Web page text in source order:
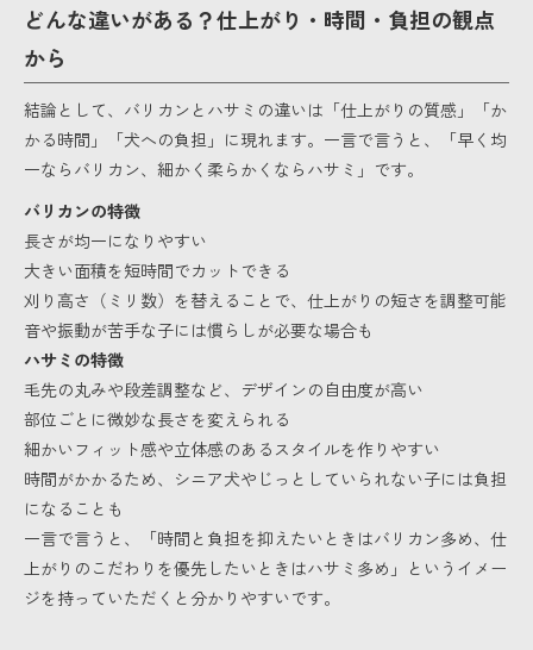
どんな違いがある？仕上がり・時間・負担の観点
から
結論として、バリカンとハサミの違いは「仕上がりの質感」「か
かる時間」「犬への負担」に現れます。一言で言うと、「早く均
一ならバリカン、細かく柔らかくならハサミ」です。
バリカンの特徴
長さが均一になりやすい
大きい面積を短時間でカットできる
刈り高さ（ミリ数）を替えることで、仕上がりの短さを調整可能
音や振動が苦手な子には慣らしが必要な場合も
ハサミの特徴
毛先の丸みや段差調整など、デザインの自由度が高い
部位ごとに微妙な長さを変えられる
細かいフィット感や立体感のあるスタイルを作りやすい
時間がかかるため、シニア犬やじっとしていられない子には負担
になることも
一言で言うと、「時間と負担を抑えたいときはバリカン多め、仕
上がりのこだわりを優先したいときはハサミ多め」というイメー
ジを持っていただくと分かりやすいです。